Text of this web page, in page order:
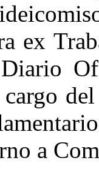
ex
a